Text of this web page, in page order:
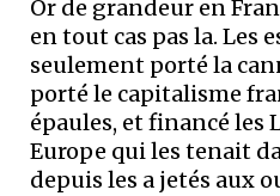
Or de grandeur en
en tout cas pas la. Les
seulement porté la
porté le capitalisme
épaules, et financé les
Europe qui les tenait
depuis les a jetés aux